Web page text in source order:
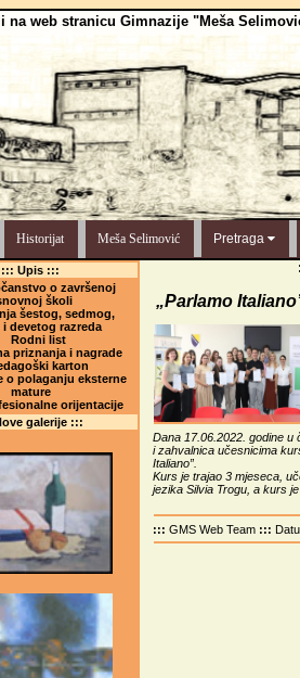
na web stranicu Gimnazije "Meša
Historijat Meša Selimović Pretraga
::: Upis :::
o završenoj
školi
šestog, sedmog,
devetog razreda
Rodni list
priznanja i nagrade
karton
o polaganju eksterne
mature
orijentacije
galerije :::
„Parlamo
Dana 17.06.2022. godine
i zahvalnica učesnicima
Italiano”.
Kurs je trajao 3 mjeseca,
jezika Silvia Trogu, a kurs
:::GMS Web Team :::